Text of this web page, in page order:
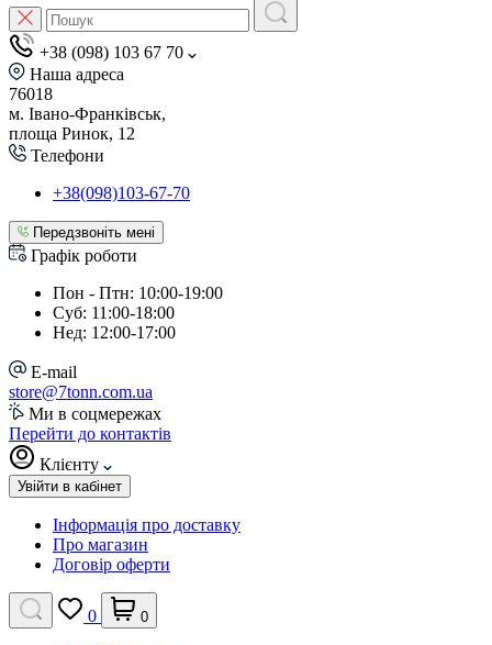
+38 (098) 103 67 70
Наша адреса
76018
м. Івано-Франківськ,
площа Ринок, 12
Телефони
+38(098)103-67-70
Передзвоніть мені
Графік роботи
Пон - Птн: 10:00-19:00
Суб: 11:00-18:00
Нед: 12:00-17:00
E-mail
store@7tonn.com.ua
Ми в соцмережах
Перейти до контактів
Клієнту
Увійти в кабінет
Інформація про доставку
Про магазин
Договір оферти
0 0